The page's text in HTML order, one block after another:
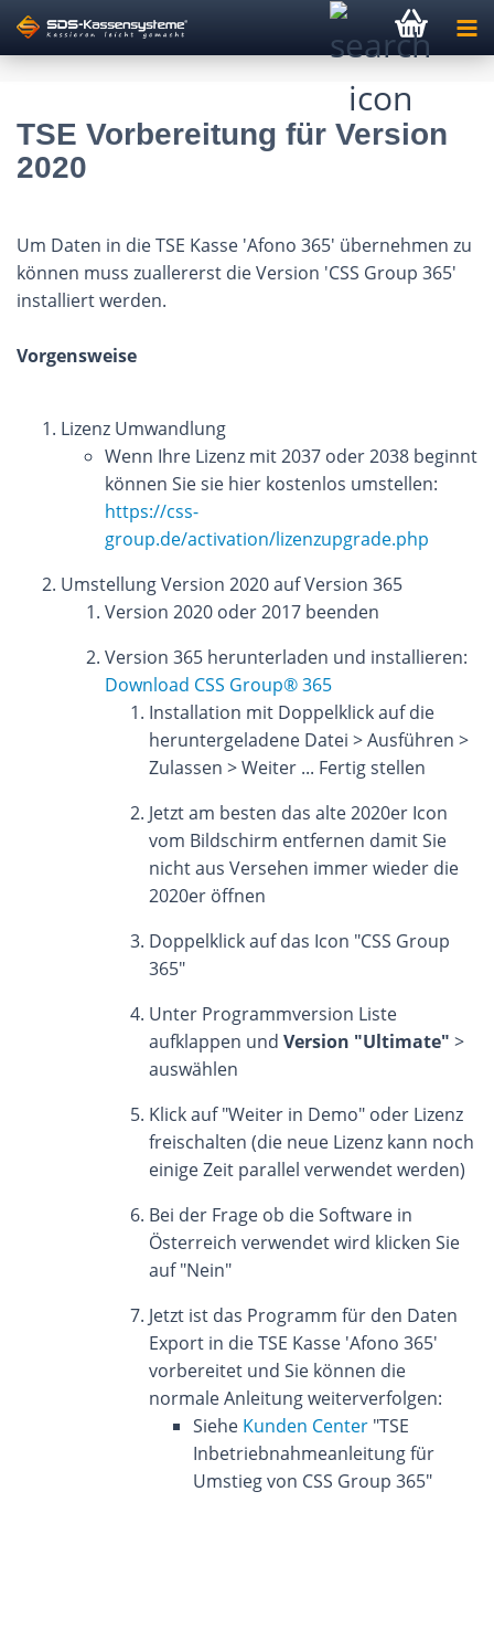
TSE Vorbereitung für Version
2020
Um Daten in die TSE Kasse 'Afono 365' übernehmen zu
können muss zuallererst die Version 'CSS Group 365'
installiert werden.
Vorgensweise
Lizenz Umwandlung
Wenn Ihre Lizenz mit 2037 oder 2038 beginnt
können Sie sie hier kostenlos umstellen:
https://css-
group.de/activation/lizenzupgrade.php
Umstellung Version 2020 auf Version 365
Version 2020 oder 2017 beenden
Version 365 herunterladen und installieren:
Download CSS Group® 365
Installation mit Doppelklick auf die
heruntergeladene Datei > Ausführen >
Zulassen > Weiter ... Fertig stellen
Jetzt am besten das alte 2020er Icon
vom Bildschirm entfernen damit Sie
nicht aus Versehen immer wieder die
2020er öffnen
Doppelklick auf das Icon "CSS Group
365"
Unter Programmversion Liste
aufklappen und Version "Ultimate" >
auswählen
Klick auf "Weiter in Demo" oder Lizenz
freischalten (die neue Lizenz kann noch
einige Zeit parallel verwendet werden)
Bei der Frage ob die Software in
Österreich verwendet wird klicken Sie
auf "Nein"
Jetzt ist das Programm für den Daten
Export in die TSE Kasse 'Afono 365'
vorbereitet und Sie können die
normale Anleitung weiterverfolgen:
Siehe Kunden Center "TSE
Inbetriebnahmeanleitung für
Umstieg von CSS Group 365"